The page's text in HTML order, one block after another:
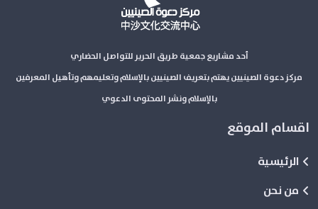
أحد مشاريع جمعية طريق الحرير للتواصل الحضاري
مركز دعوة الصينيين يهتم بتعريف الصينيين بالإسلام وتعليمهم وتأهيل المعرفين
بالإسلام ونشر المحتوى الدعوي
اقسام الموقع
الرئيسية
من نحن